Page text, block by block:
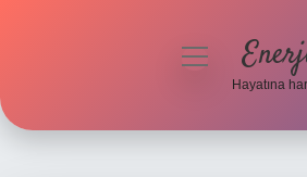
menüyü
Hayatına